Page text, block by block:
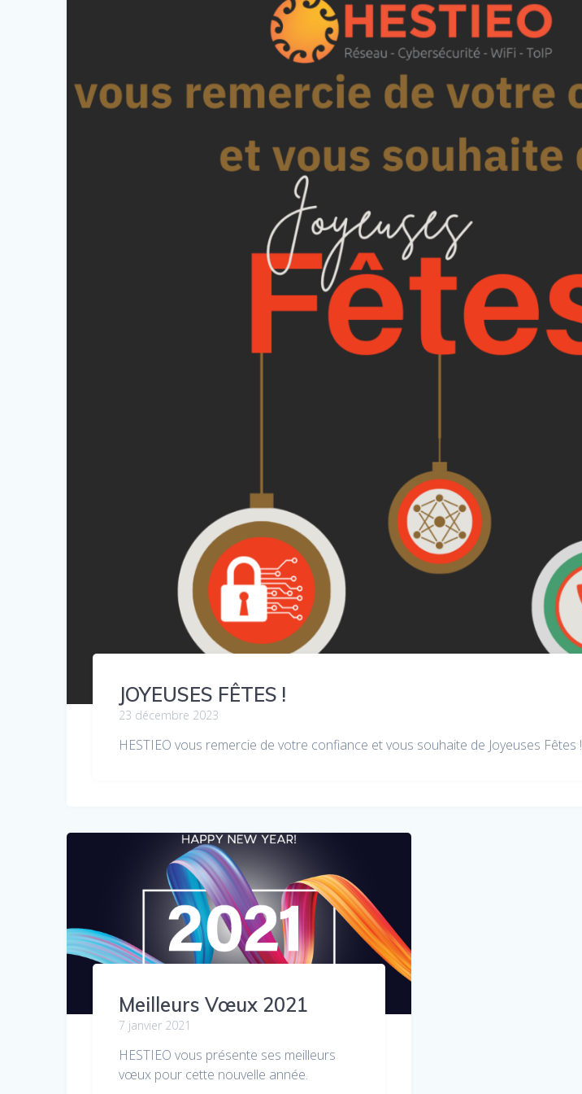
JOYEUSES FÊTES !
23 décembre 2023
HESTIEO vous remercie de votre confiance et vous souhaite de Joyeuses Fêtes !
Meilleurs Vœux 2021
7 janvier 2021
HESTIEO vous présente ses meilleurs
vœux pour cette nouvelle année.